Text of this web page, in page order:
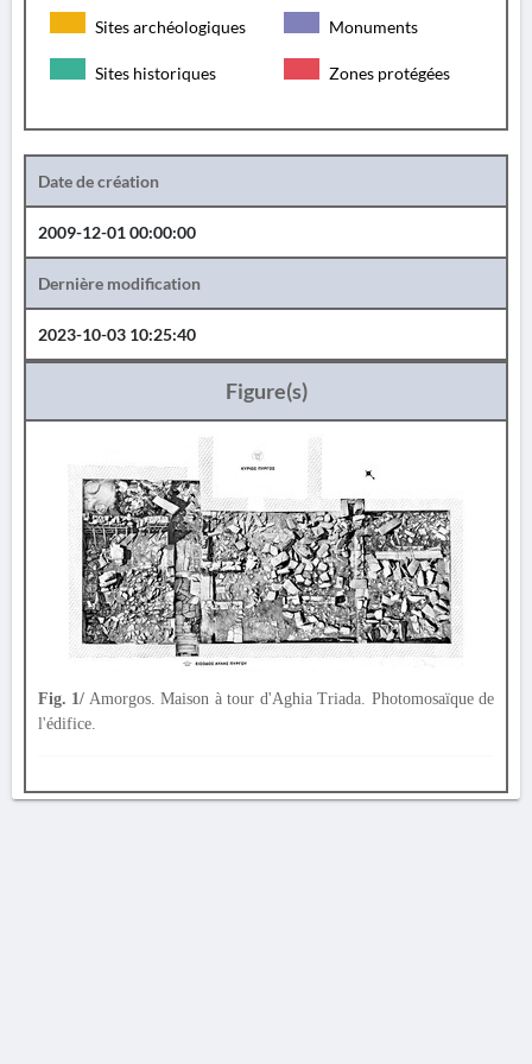
Sites archéologiques Monuments
Sites historiques Zones protégées
Date de création
2009-12-01 00:00:00
Dernière modification
2023-10-03 10:25:40
Figure(s)
Fig. 1/ Amorgos. Maison à tour d'Aghia Triada. Photomosaïque de
l'édifice.